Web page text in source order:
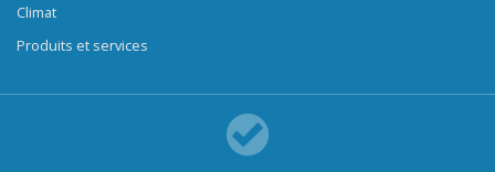
Climat
Produits et services